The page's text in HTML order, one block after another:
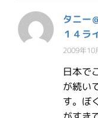
タニー
１４ラ
2009年10
日本で
が続い
す。ぼ